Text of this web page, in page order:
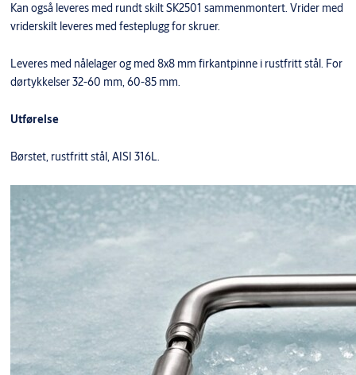
Kan også leveres med rundt skilt SK2501 sammenmontert. Vrider med
vriderskilt leveres med festeplugg for skruer.
Leveres med nålelager og med 8x8 mm firkantpinne i rustfritt stål. For
dørtykkelser 32-60 mm, 60-85 mm.
Utførelse
Børstet, rustfritt stål, AISI 316L.